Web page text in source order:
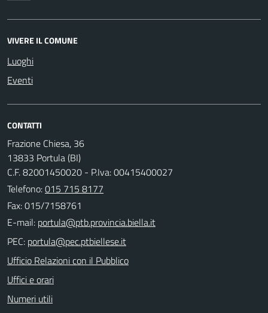
VIVERE IL COMUNE
Luoghi
Eventi
CONTATTI
Frazione Chiesa, 36
13833 Portula (BI)
C.F. 82001450020 - P.Iva: 00415400027
Telefono:015 715 8177
Fax: 015/7158761
E-mail:
PEC:
Ufficio Relazioni con il Pubblico
Uffici e orari
Numeri utili